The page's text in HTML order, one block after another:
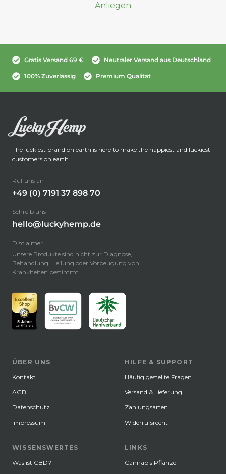
Anliegen
Gratis Versand 69 € Neutraler Versand aus Deutschland
100% Zuverlässig Premium Qualität
The luckiest brand on earth is here to make the happiest and luckiest
customers on earth.
Ruf uns an
+49 (0) 7191 37 898 70
Schreib uns
hello@luckyhemp.de
Disclaimer
Unsere Produkte sind nicht zur Diagnose,
Behandlung, Heilung oder Vorbeugung von
Krankheiten bestimmt.
ÜBER UNS
Kontakt
AGB
Datenschutz
Impressum
WISSENSWERTES
Was ist CBD?
HILFE & SUPPORT
Häufig gestellte Fragen
Versand & Lieferung
Zahlungsarten
Widerrufsrecht
LINKS
Cannabis Pflanze